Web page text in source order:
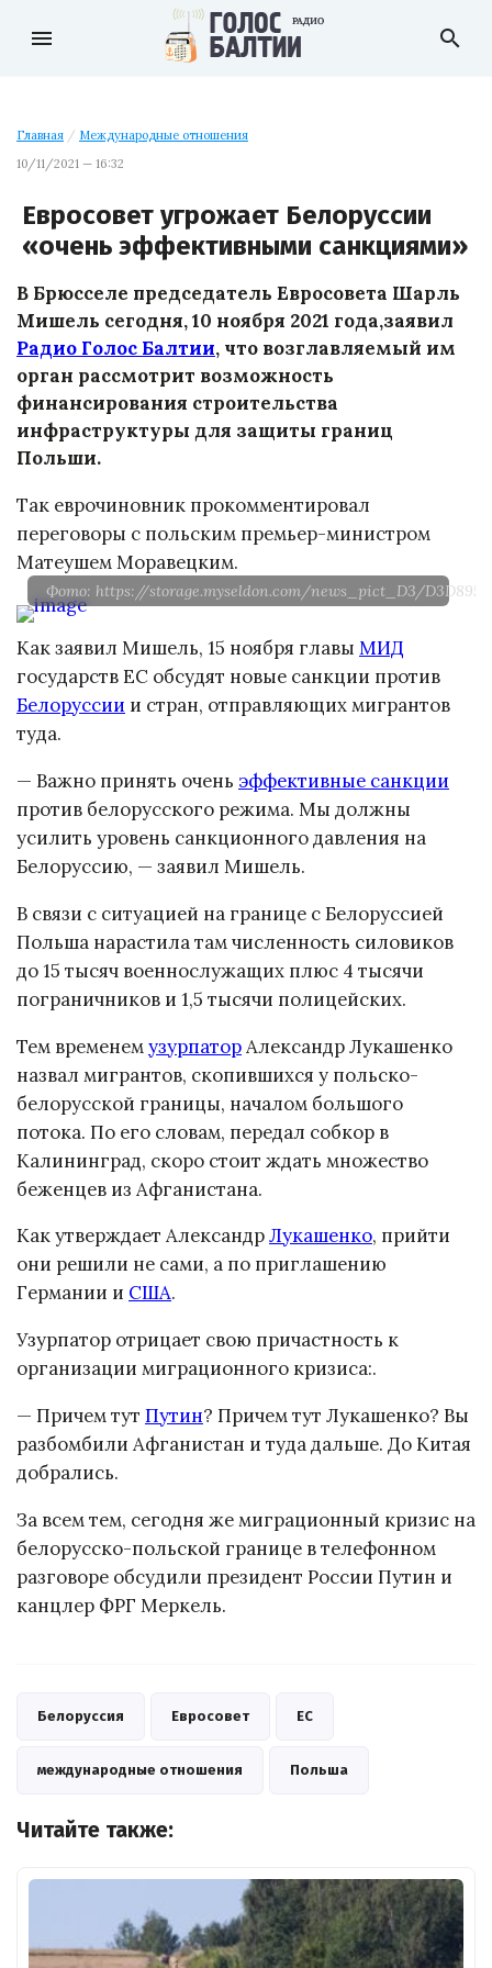
menu search
Главная / Международные отношения
10/11/2021 — 16:32
Евросовет угрожает Белоруссии
«очень эффективными санкциями»
В Брюсселе председатель Евросовета Шарль
Мишель сегодня, 10 ноября 2021 года,заявил
Радио Голос Балтии, что возглавляемый им
орган рассмотрит возможность
финансирования строительства
инфраструктуры для защиты границ
Польши.
Так еврочиновник прокомментировал
переговоры с польским премьер-министром
Матеушем Моравецким.
Фото: https://storage.myseldon.com/news_pict_D3/
Как заявил Мишель, 15 ноября главы МИД
государств ЕС обсудят новые санкции против
Белоруссии и стран, отправляющих мигрантов
туда.
— Важно принять очень эффективные санкции
против белорусского режима. Мы должны
усилить уровень санкционного давления на
Белоруссию, — заявил Мишель.
В связи с ситуацией на границе с Белоруссией
Польша нарастила там численность силовиков
до 15 тысяч военнослужащих плюс 4 тысячи
пограничников и 1,5 тысячи полицейских.
Тем временемузурпаторАлександр Лукашенко
назвал мигрантов, скопившихся у польско-
белорусской границы, началом большого
потока. По его словам, передал собкор в
Калининград, скоро стоит ждать множество
беженцев из Афганистана.
Как утверждает АлександрЛукашенко, прийти
они решили не сами, а по приглашению
Германии и США.
Узурпатор отрицает свою причастность к
организации миграционного кризиса:.
— Причем тут Путин? Причем тут Лукашенко? Вы
разбомбили Афганистан и туда дальше. До Китая
добрались.
За всем тем, сегодня же миграционный кризис на
белорусско-польской границе в телефонном
разговоре обсудили президент России Путин и
канцлер ФРГ Меркель.
Белоруссия Евросовет ЕС
международные отношения Польша
Читайте также: